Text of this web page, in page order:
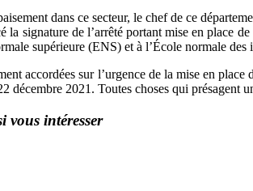
dans ce secteur, le chef de ce
la signature de l’arrêté portant mise en place
supérieure (ENS) et à l’École normale des
accordées sur l’urgence de la mise en
décembre 2021. Toutes choses qui présagent
vous intéresser